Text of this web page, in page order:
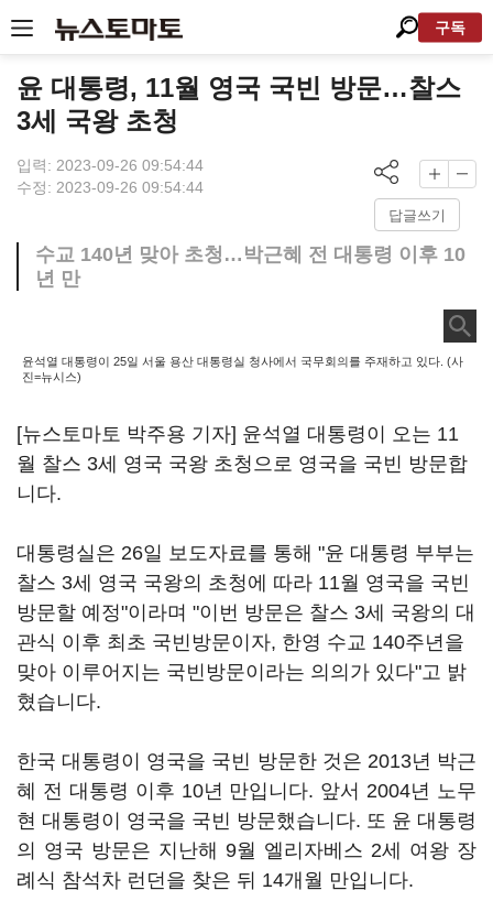
구독
윤 대통령, 11월 영국 국빈 방문…찰스
3세 국왕 초청
입력: 2023-09-26 09:54:44
수정: 2023-09-26 09:54:44
답글쓰기
수교 140년 맞아 초청…박근혜 전 대통령 이후 10
년 만
윤석열 대통령이 25일 서울 용산 대통령실 청사에서 국무회의를 주재하고 있다. (사
진=뉴시스)
[뉴스토마토 박주용 기자] 윤석열 대통령이 오는 11
월 찰스 3세 영국 국왕 초청으로 영국을 국빈 방문합
니다.
대통령실은 26일 보도자료를 통해 "윤 대통령 부부는
찰스 3세 영국 국왕의 초청에 따라 11월 영국을 국빈
방문할 예정"이라며 "이번 방문은 찰스 3세 국왕의 대
관식 이후 최초 국빈방문이자, 한영 수교 140주년을
맞아 이루어지는 국빈방문이라는 의의가 있다"고 밝
혔습니다.
한국 대통령이 영국을 국빈 방문한 것은 2013년 박근
혜 전 대통령 이후 10년 만입니다. 앞서 2004년 노무
현 대통령이 영국을 국빈 방문했습니다. 또 윤 대통령
의 영국 방문은 지난해 9월 엘리자베스 2세 여왕 장
례식 참석차 런던을 찾은 뒤 14개월 만입니다.